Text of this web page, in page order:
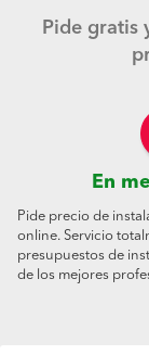
Pide gratis
En
Pide precio de
online. Servicio
presupuestos de
de los mejores